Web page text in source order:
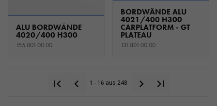
ALU BORDWÄNDE
4020/400 H300
155.801.00.00
BORDWÄNDE ALU
4021/400 H300
CARPLATFORM - GT
PLATEAU
131.801.00.00
1 - 16 aus 248